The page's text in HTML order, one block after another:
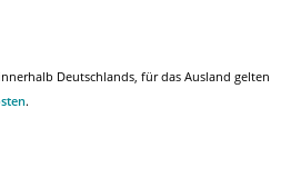
Deutschlands, für das Ausland gelten
.